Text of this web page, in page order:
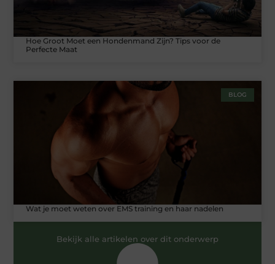
Hoe Groot Moet een Hondenmand Zijn? Tips voor de
Perfecte Maat
BLOG
Wat je moet weten over EMS training en haar nadelen
Bekijk alle artikelen over dit onderwerp